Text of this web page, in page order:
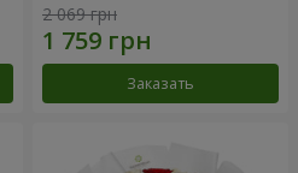
2 069 грн
Заказать